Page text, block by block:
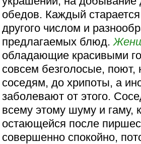
обедов. Каждый
другого числом и
предлагаемых блюд.
обладающие красивыми
совсем безголосые, поют,
соседям, до хрипоты, а
заболевают от этого.
всему этому шуму и гаму,
остающейся после
совершенно спокойно,